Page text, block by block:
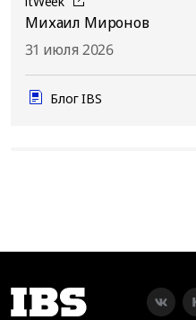
Михаил Миронов
31 июля 2026
Блог IBS